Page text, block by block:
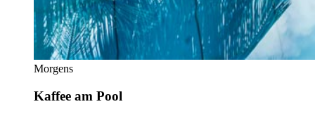
Morgens
Kaffee am Pool